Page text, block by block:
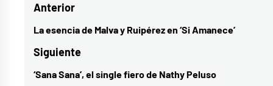
Reloaded
música
musicales,
Navegación
de
entradas
Anterior
Entrada
anterior:
La esencia de Malva y Ruipérez en ‘Si Amanece’
Siguiente
Entrada
‘Sana Sana’, el single fiero de Nathy Peluso